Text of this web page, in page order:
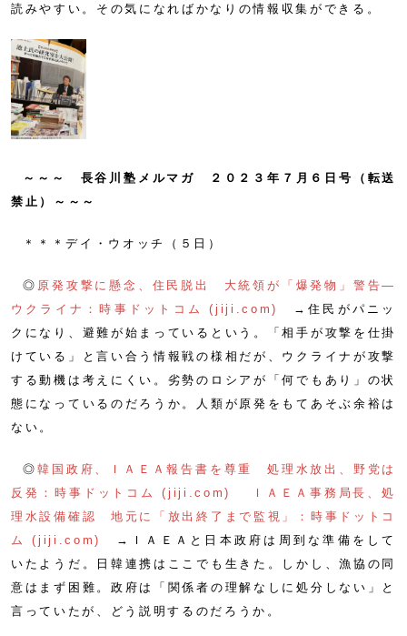
読みやすい。その気になればかなりの情報収集ができる。
～～～ 長谷川塾メルマガ ２０２３年７月６日号（転送
禁止）～～～
＊＊＊デイ・ウオッチ（５日）
◎ 原発攻撃に懸念、住民脱出 大統領が「爆発物」警告―
ウクライナ：時事ドットコム (jiji.com)
→住民がパニッ
クになり、避難が始まっているという。「相手が攻撃を仕掛
けている」と言い合う情報戦の様相だが、ウクライナが攻撃
する動機は考えにくい。劣勢のロシアが「何でもあり」の状
態になっているのだろうか。人類が原発をもてあそぶ余裕は
ない。
◎韓国政府、ＩＡＥＡ報告書を尊重 処理水放出、野党は
反発：時事ドットコム (jiji.com)
ＩＡＥＡ事務局長、処
理水設備確認 地元に「放出終了まで監視」：時事ドットコ
ム (jiji.com)
→ＩＡＥＡと日本政府は周到な準備をして
いたようだ。日韓連携はここでも生きた。しかし、漁協の同
意はまず困難。政府は「関係者の理解なしに処分しない」と
言っていたが、どう説明するのだろうか。